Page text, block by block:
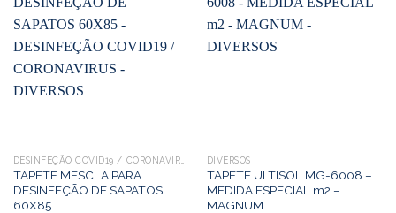
TAPETE MESCLA PARA
DESINFEÇÃO DE SAPATOS
60X85
DIVERSOS
TAPETE ULTISOL MG-6008 –
MEDIDA ESPECIAL m2 –
MAGNUM